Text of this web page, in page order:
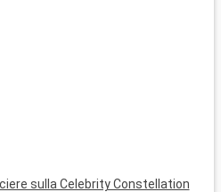
sulla Celebrity Constellation